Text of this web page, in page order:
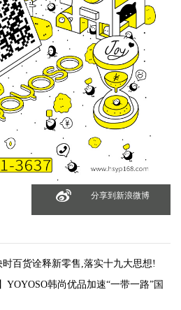
分享到新浪微博
时百货诠释新零售,落实十九大思想!
YOYOSO韩尚优品加速“一带一路”国